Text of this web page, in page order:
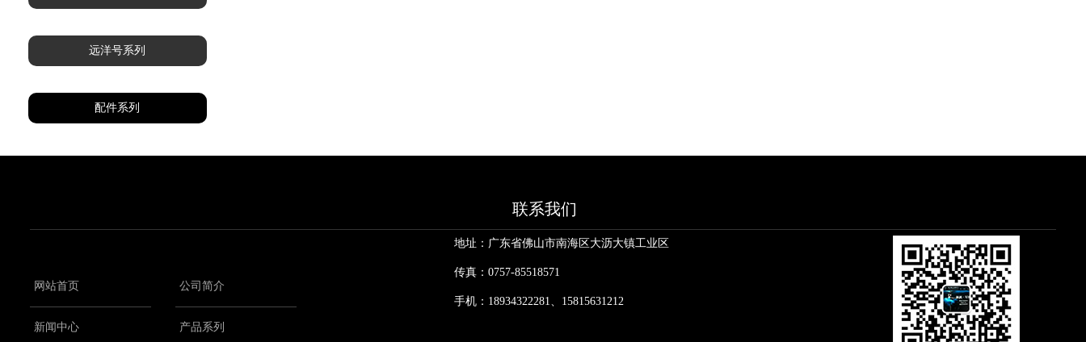
远洋号系列
配件系列
网站首页 公司简介
新闻中心 产品系列
联系我们
地址：广东省佛山市南海区大沥大镇工业区
传真：0757-85518571
手机：18934322281、15815631212